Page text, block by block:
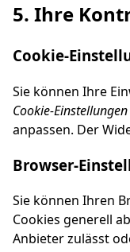
5. Ihre
Cookie-
Sie können Ihre
Cookie-Einstellungen
anpassen. Der
Browser-
Sie können Ihren
Cookies generell
Anbieter zulässt